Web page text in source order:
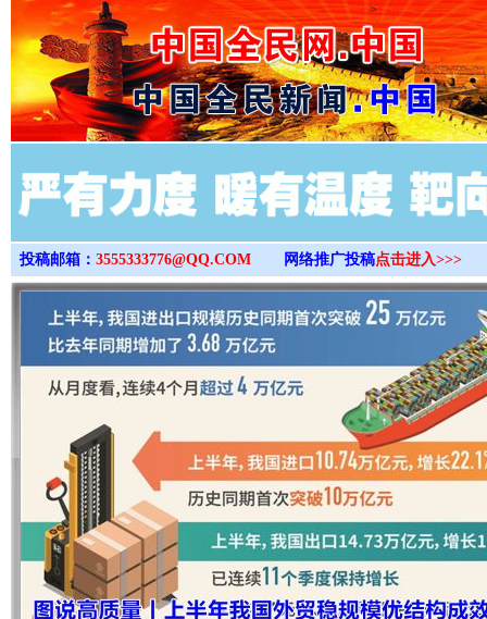
>
投稿邮箱： 3555333776@QQ.COM 网络推广投稿点击进入>>>